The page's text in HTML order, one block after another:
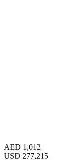
AED 1,012
USD 277,215